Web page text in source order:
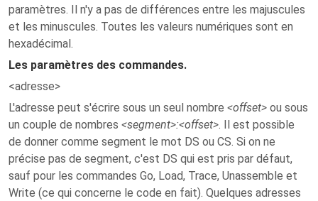
paramètres. Il n'y a pas de différences entre les majuscules
et les minuscules. Toutes les valeurs numériques sont en
hexadécimal.
Les paramètres des commandes.
<adresse>
L'adresse peut s'écrire sous un seul nombre <offset> ou sous
un couple de nombres <segment>:<offset>. Il est possible
de donner comme segment le mot DS ou CS. Si on ne
précise pas de segment, c'est DS qui est pris par défaut,
sauf pour les commandes Go, Load, Trace, Unassemble et
Write (ce qui concerne le code en fait). Quelques adresses